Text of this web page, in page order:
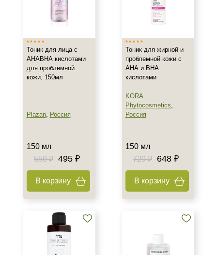
Тоник для лица с
АНАВНА кислотами
для проблемной
кожи, 150мл
Plazan, Россия
150 мл
550 ₽ 495 ₽
В корзину
Тоник для жирной и
проблемной кожи с
АНА и ВНА
кислотами
KORA
Phytocosmetics,
Россия
150 мл
720 ₽
648 ₽
В корзину